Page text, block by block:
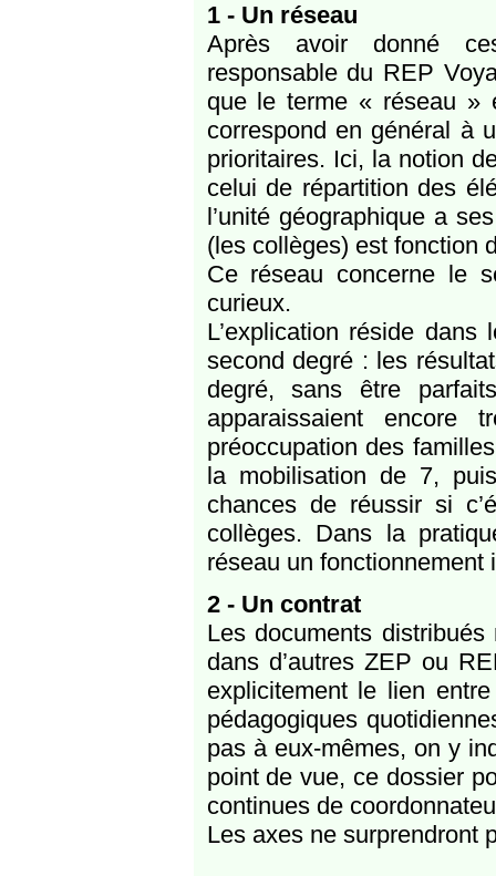
1 - Un réseau
Après avoir donné
responsable du REP
que le terme « réseau »
correspond en général à
prioritaires. Ici, la notion
celui de répartition des
l’unité géographique a
(les collèges) est fonction
Ce réseau concerne le
curieux.
L’explication réside
second degré : les
degré, sans être
apparaissaient
préoccupation des
la mobilisation de 7,
chances de réussir si
collèges. Dans la
réseau un fonctionnement
2 - Un contrat
Les documents
dans d’autres ZEP ou
explicitement le lien
pédagogiques
pas à eux-mêmes, on y
point de vue, ce dossier
continues de
Les axes ne surprendront